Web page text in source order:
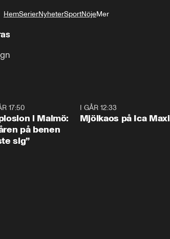
Fler än 800 000 människor
HemSerierNyheterSportNöjeMer
17:50
i Malmö:
på benen
sig”
I GÅR 12:33
Mjölkaos på Ica Maxi